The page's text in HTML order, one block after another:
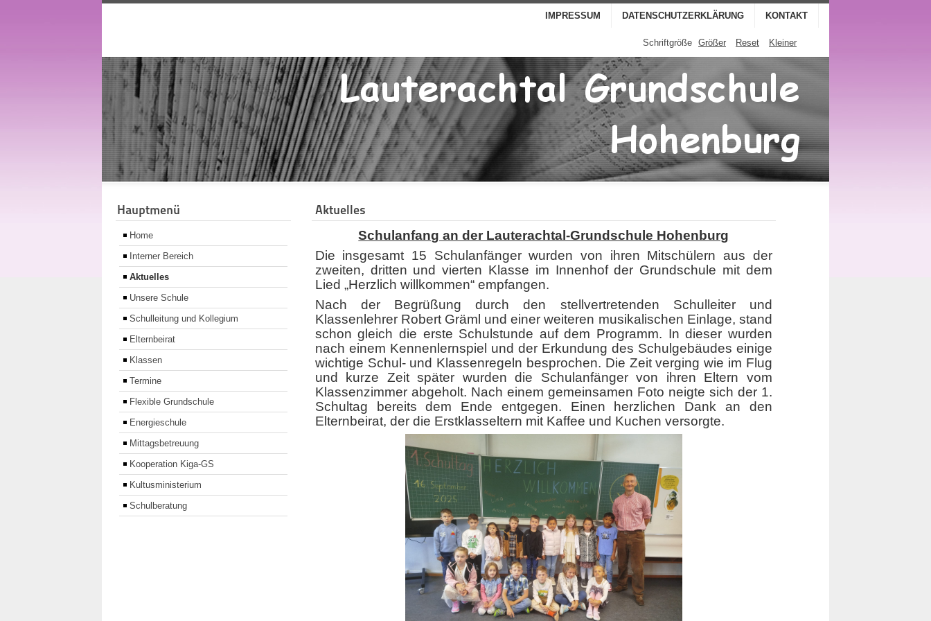
IMPRESSUM DATENSCHUTZERKLÄRUNG KONTAKT
Schriftgröße Größer Reset Kleiner
Hauptmenü
Home
Interner Bereich
Aktuelles
Unsere Schule
Schulleitung und Kollegium
Elternbeirat
Klassen
Termine
Flexible Grundschule
Energieschule
Mittagsbetreuung
Kooperation Kiga-GS
Kultusministerium
Schulberatung
Aktuelles
Schulanfang an der Lauterachtal-Grundschule Hohenburg
Die insgesamt 15 Schulanfänger wurden von ihren Mitschülern aus der
zweiten, dritten und vierten Klasse im Innenhof der Grundschule mit dem
Lied „Herzlich willkommen“ empfangen.
Nach der Begrüßung durch den stellvertretenden Schulleiter und
Klassenlehrer Robert Gräml und einer weiteren musikalischen Einlage, stand
schon gleich die erste Schulstunde auf dem Programm. In dieser wurden
nach einem Kennenlernspiel und der Erkundung des Schulgebäudes einige
wichtige Schul- und Klassenregeln besprochen. Die Zeit verging wie im Flug
und kurze Zeit später wurden die Schulanfänger von ihren Eltern vom
Klassenzimmer abgeholt. Nach einem gemeinsamen Foto neigte sich der 1.
Schultag bereits dem Ende entgegen. Einen herzlichen Dank an den
Elternbeirat, der die Erstklasseltern mit Kaffee und Kuchen versorgte.